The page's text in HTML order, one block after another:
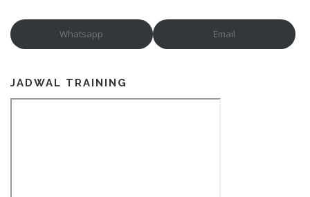
Whatsapp Email
JADWAL TRAINING